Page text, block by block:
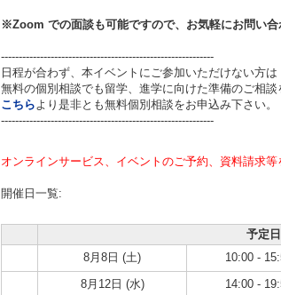
※Zoom での面談も可能ですので、お気軽にお問い合
------------------------------------------------------------
日程が合わず、本イベントにご参加いただけない方は
無料の個別相談でも留学、進学に向けた準備のご相談
こちらより是非とも無料個別相談をお申込み下さい。
------------------------------------------------------------
オンラインサービス、イベントのご予約、資料請求
開催日一覧:
予定日
8月8日 (土)
10:00 -
8月12日 (水)
14:00 -